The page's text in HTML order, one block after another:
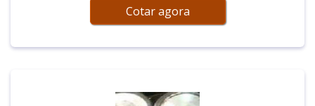
Cotar agora